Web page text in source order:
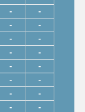
- -
- -
- -
- -
- -
- -
- -
- -